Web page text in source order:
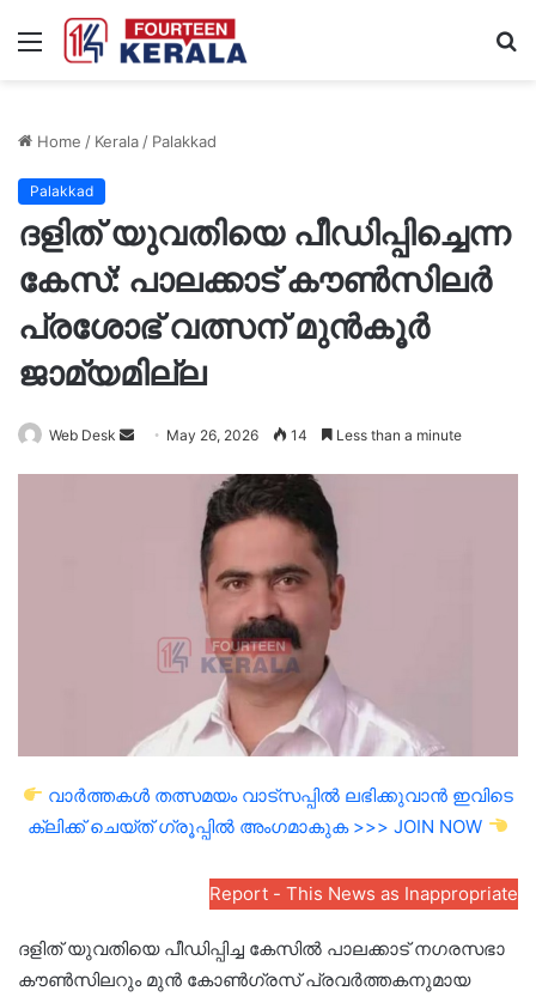
Menu
Home / Kerala/ Palakkad
Palakkad
ദളിത് യുവതിയെ പീഡിപ്പിച്ചെന്ന
കേസ്: പാലക്കാട് കൗണ്‍സിലര്‍
പ്രശോഭ് വത്സന് മുന്‍കൂര്‍
ജാമ്യമില്ല
Web Desk
Send May 26, 2026 14 Less than a minute
വാർത്തകൾ തത്സമയം വാട്സപ്പിൽ ലഭിക്കുവാൻ ഇവിടെ
ക്ലിക്ക് ചെയ്ത് ഗ്രൂപ്പിൽ അംഗമാകുക >>> JOIN NOW
Report - This News as Inappropriate
ദളിത് യുവതിയെ പീഡിപ്പിച്ച കേസില്‍ പാലക്കാട് നഗരസഭാ
കൗണ്‍സിലറും മുന്‍ കോണ്‍ഗ്രസ് പ്രവര്‍ത്തകനുമായ